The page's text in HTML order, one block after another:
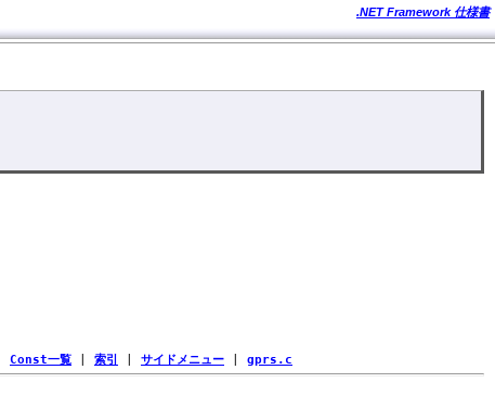
.NET Framework 仕様書
Const一覧 索引 サイドメニュー gprs.c